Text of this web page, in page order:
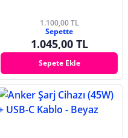
1.100,00 TL
Sepette
1.045,00 TL
Sepete Ekle